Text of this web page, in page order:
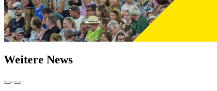
Weitere News